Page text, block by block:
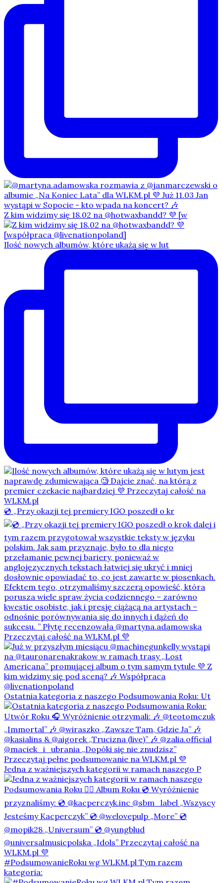
Z kim widzimy się 18.02 na @hotwaxbandd? 💜 [w
Ilość nowych albumów, które ukażą się w lut
💿 „Przy okazji tej premiery IGO poszedł o kr
Ostatnia kategoria z naszego Podsumowania Roku: Ut
Jedna z ważniejszych kategorii w ramach naszego P
#PodsumowanieRoku wg WLKM.pl Tym razem
kategoria: